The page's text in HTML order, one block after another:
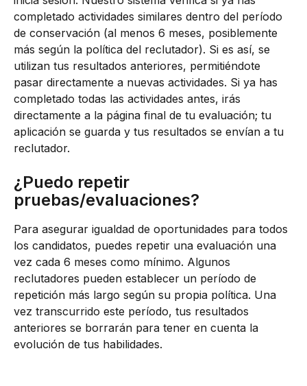
completado actividades similares dentro del período
de conservación (al menos 6 meses, posiblemente
más según la política del reclutador). Si es así, se
utilizan tus resultados anteriores, permitiéndote
pasar directamente a nuevas actividades. Si ya has
completado todas las actividades antes, irás
directamente a la página final de tu evaluación; tu
aplicación se guarda y tus resultados se envían a tu
reclutador.
¿Puedo repetir
pruebas/evaluaciones?
Para asegurar igualdad de oportunidades para todos
los candidatos, puedes repetir una evaluación una
vez cada 6 meses como mínimo. Algunos
reclutadores pueden establecer un período de
repetición más largo según su propia política. Una
vez transcurrido este período, tus resultados
anteriores se borrarán para tener en cuenta la
evolución de tus habilidades.